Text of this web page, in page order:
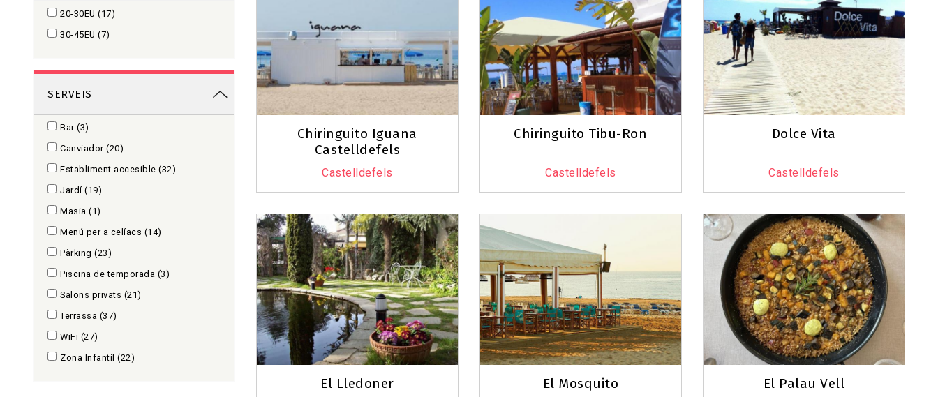
Chiringuito Iguana
Castelldefels
Castelldefels
Chiringuito Tibu-Ron
Castelldefels
Dolce Vita
Castelldefels
El Lledoner El Mosquito El Palau Vell
20-30EU (17)
30-45EU (7)
SERVEIS
Bar (3)
Canviador (20)
Establiment accesible (32)
Jardí (19)
Masia (1)
Menú per a celíacs (14)
Pàrking (23)
Piscina de temporada (3)
Salons privats (21)
Terrassa (37)
WiFi (27)
Zona Infantil (22)